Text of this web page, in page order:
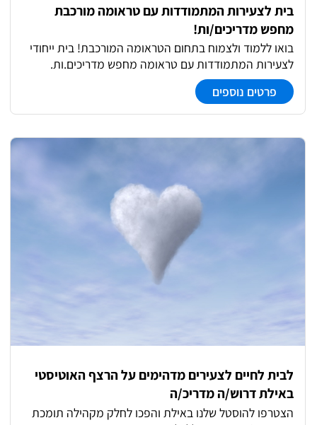
בית לצעירות המתמודדות עם טראומה מורכבת
מחפש מדריכים/ות!
בואו ללמוד ולצמוח בתחום הטראומה המורכבת! בית ייחודי
לצעירות המתמודדות עם טראומה מחפש מדריכים.ות.
התפקיד כולל ליווי אישי וסיוע בפיתוח מיומנויות לחיים,
עבודה על תכניות שיקום וניהול עצמי. יינתנו הדרכות
מקצועיות קבועות. מה תקבלו אצלנו? אופציות פיתוח וקידום,
פרטים נוספים
לבית לחיים לצעירים מדהימים על הרצף האוטיסטי
באילת דרוש/ה מדריכ/ה
הצטרפו להוסטל שלנו באילת והפכו לחלק מקהילה תומכת